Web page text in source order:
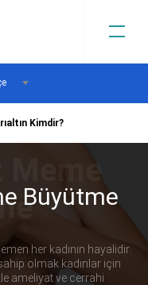
Kimdir?
Büyütme
her kadının hayalidir.
olmak kadınlar için
ameliyat ve cerrahi